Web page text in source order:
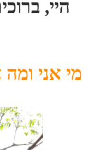
היי,
מי אני